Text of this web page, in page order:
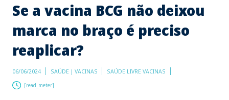
Se a vacina BCG não deixou
marca no braço é preciso
reaplicar?
06/06/2024 SAÚDE | VACINAS SAÚDE LIVRE VACINAS
[read_meter]